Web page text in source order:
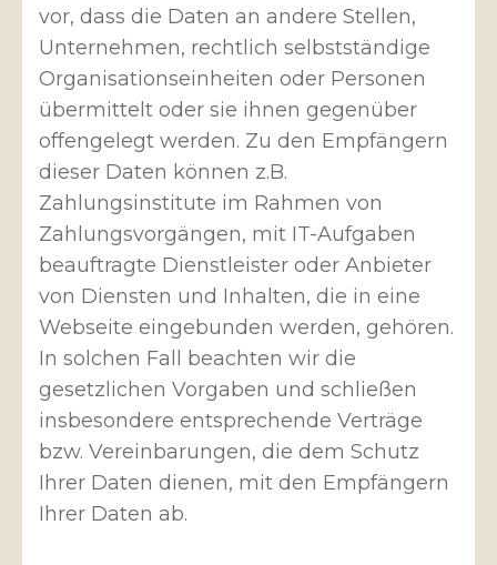
vor, dass die Daten an andere Stellen,
Unternehmen, rechtlich selbstständige
Organisationseinheiten oder Personen
übermittelt oder sie ihnen gegenüber
offengelegt werden. Zu den Empfängern
dieser Daten können z.B.
Zahlungsinstitute im Rahmen von
Zahlungsvorgängen, mit IT-Aufgaben
beauftragte Dienstleister oder Anbieter
von Diensten und Inhalten, die in eine
Webseite eingebunden werden, gehören.
In solchen Fall beachten wir die
gesetzlichen Vorgaben und schließen
insbesondere entsprechende Verträge
bzw. Vereinbarungen, die dem Schutz
Ihrer Daten dienen, mit den Empfängern
Ihrer Daten ab.